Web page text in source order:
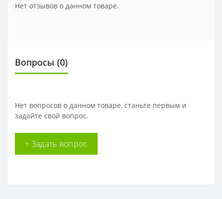
Нет отзывов о данном товаре.
Вопросы (0)
Нет вопросов о данном товаре, станьте первым и
задайте свой вопрос.
+ Задать вопрос